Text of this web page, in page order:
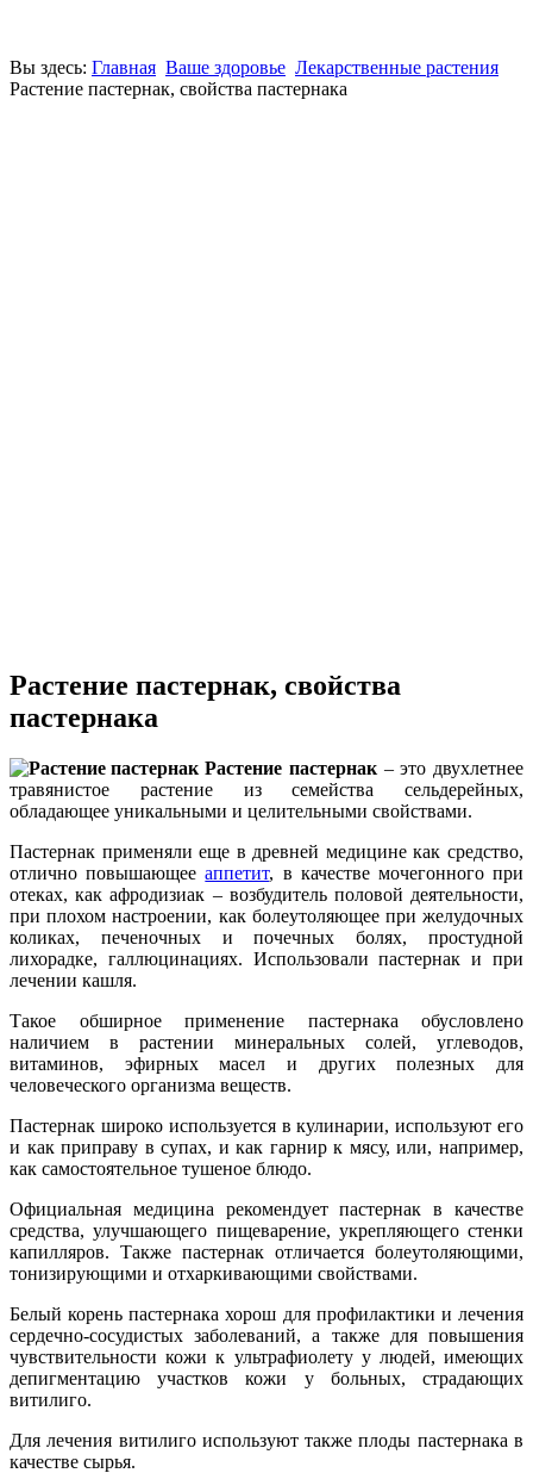
Вы здесь: Главная Ваше здоровье Лекарственные растения
Растение пастернак, свойства пастернака
Растение пастернак, свойства
пастернака
Растение пастернак– это двухлетнее
травянистое растение из семейства сельдерейных,
обладающее уникальными и целительными свойствами.
Пастернак применяли еще в древней медицине как средство,
отлично повышающееаппетит, в качестве мочегонного при
отеках, как афродизиак – возбудитель половой деятельности,
при плохом настроении, как болеутоляющее при желудочных
коликах, печеночных и почечных болях, простудной
лихорадке, галлюцинациях. Использовали пастернак и при
лечении кашля.
Такое обширное применение пастернака обусловлено
наличием в растении минеральных солей, углеводов,
витаминов, эфирных масел и других полезных для
человеческого организма веществ.
Пастернак широко используется в кулинарии, используют его
и как приправу в супах, и как гарнир к мясу, или, например,
как самостоятельное тушеное блюдо.
Официальная медицина рекомендует пастернак в качестве
средства, улучшающего пищеварение, укрепляющего стенки
капилляров. Также пастернак отличается болеутоляющими,
тонизирующими и отхаркивающими свойствами.
Белый корень пастернака хорош для профилактики и лечения
сердечно-сосудистых заболеваний, а также для повышения
чувствительности кожи к ультрафиолету у людей, имеющих
депигментацию участков кожи у больных, страдающих
витилиго.
Для лечения витилиго используют также плоды пастернака в
качестве сырья.